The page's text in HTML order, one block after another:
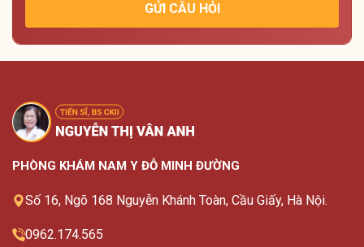
GỬI CÂU HỎI
PHÒNG KHÁM NAM Y ĐỖ MINH ĐƯỜNG
Số 16, Ngõ 168 Nguyễn Khánh Toàn, Cầu Giấy, Hà Nội.
0962.174.565